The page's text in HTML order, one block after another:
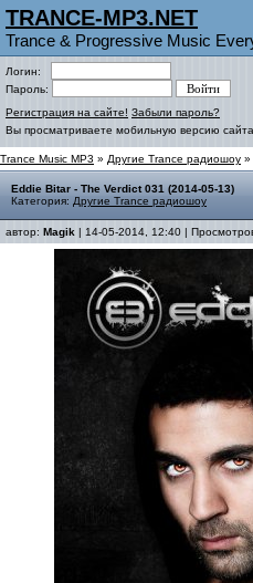
TRANCE-MP3.NET
Trance & Progressive Music
Логин:
Пароль:
Регистрация на сайте! Забыли пароль?
Вы просматриваете мобильную версию
Trance Music MP3 » Другие Trance радиошоу »
Eddie Bitar - The Verdict 031 (2014-05-13)
Категория: Другие Trance радиошоу
автор: Magik | 14-05-2014, 12:40 |